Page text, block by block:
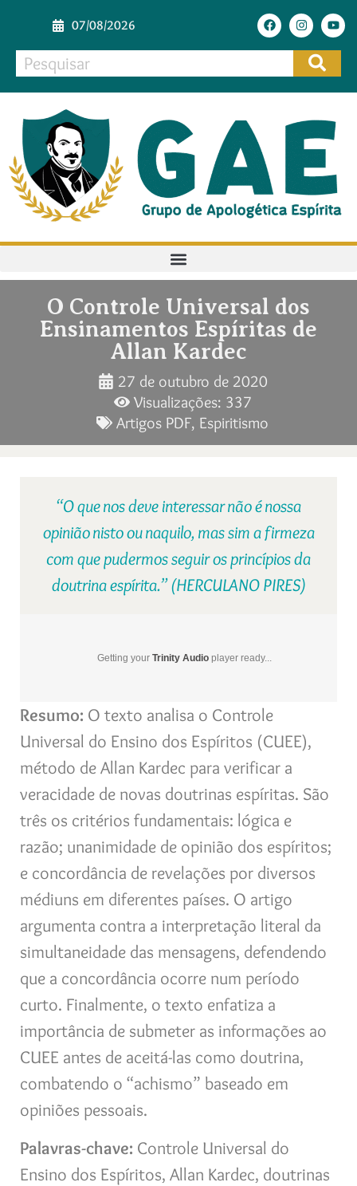
07/08/2026
O Controle Universal dos
Ensinamentos Espíritas de
Allan Kardec
27 de outubro de 2020
Visualizações: 337
Artigos PDF, Espiritismo
“O que nos deve interessar não é nossa
opinião nisto ou naquilo, mas sim a firmeza
com que pudermos seguir os princípios da
doutrina espírita.” (HERCULANO PIRES)
Getting your Trinity Audio player ready...
Resumo: O texto analisa o Controle
Universal do Ensino dos Espíritos (CUEE),
método de Allan Kardec para verificar a
veracidade de novas doutrinas espíritas. São
três os critérios fundamentais: lógica e
razão; unanimidade de opinião dos espíritos;
e concordância de revelações por diversos
médiuns em diferentes países. O artigo
argumenta contra a interpretação literal da
simultaneidade das mensagens, defendendo
que a concordância ocorre num período
curto. Finalmente, o texto enfatiza a
importância de submeter as informações ao
CUEE antes de aceitá-las como doutrina,
combatendo o “achismo” baseado em
opiniões pessoais.
Palavras-chave: Controle Universal do
Ensino dos Espíritos, Allan Kardec, doutrinas